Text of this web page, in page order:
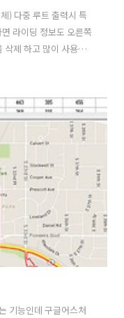
) 다중 루트 출력시 특
라이딩 정보도 오른쪽
삭제 하고 많이 사용하
출력할 때는 거리 계
여 구간 정보를 출력시
산할 때는 그 이하 데
많이 발생한다. 이를
지 사용하기 때문에
1시간씩 더해진 경..
기능인데 구글어스처